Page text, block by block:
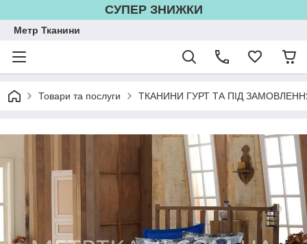
СУПЕР ЗНИЖКИ
Метр Тканини
Товари та послуги ТКАНИНИ ГУРТ ТА ПІД